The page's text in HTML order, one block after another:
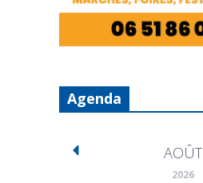
Agenda
AOÛT
2026